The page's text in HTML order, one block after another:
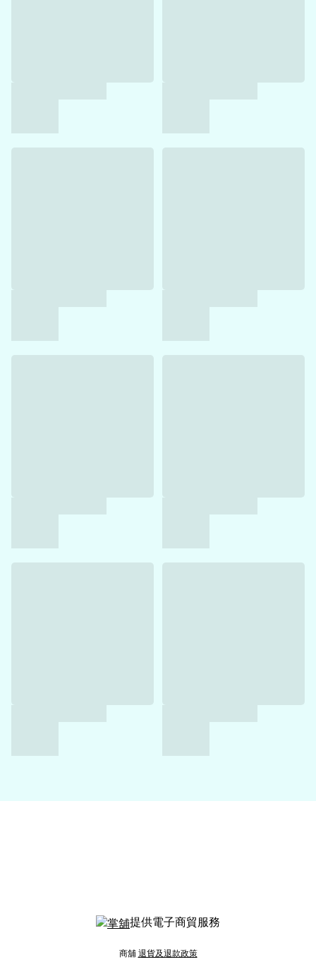
提供電子商貿服務
商舖 退貨及退款政策